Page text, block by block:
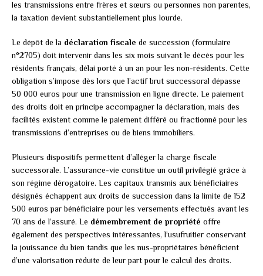
les transmissions entre frères et sœurs ou personnes non parentes,
la taxation devient substantiellement plus lourde.
Le dépôt de la déclaration fiscale de succession (formulaire
n°2705) doit intervenir dans les six mois suivant le décès pour les
résidents français, délai porté à un an pour les non-résidents. Cette
obligation s’impose dès lors que l’actif brut successoral dépasse
50 000 euros pour une transmission en ligne directe. Le paiement
des droits doit en principe accompagner la déclaration, mais des
facilités existent comme le paiement différé ou fractionné pour les
transmissions d’entreprises ou de biens immobiliers.
Plusieurs dispositifs permettent d’alléger la charge fiscale
successorale. L’assurance-vie constitue un outil privilégié grâce à
son régime dérogatoire. Les capitaux transmis aux bénéficiaires
désignés échappent aux droits de succession dans la limite de 152
500 euros par bénéficiaire pour les versements effectués avant les
70 ans de l’assuré. Le démembrement de propriété offre
également des perspectives intéressantes, l’usufruitier conservant
la jouissance du bien tandis que les nus-propriétaires bénéficient
d’une valorisation réduite de leur part pour le calcul des droits.